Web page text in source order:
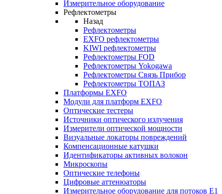
Измерительное оборудование
Рефлектометры
Назад
Рефлектометры
EXFO рефлектометры
KIWI рефлектометры
Рефлектометры FOD
Рефлектометры Yokogawa
Рефлектометры Связь Прибор
Рефлектометры ТОПАЗ
Платформы EXFO
Модули для платформ EXFO
Оптические тестеры
Источники оптического излучения
Измерители оптической мощности
Визуальные локаторы повреждений
Компенсационные катушки
Идентификаторы активных волокон
Микроскопы
Оптические телефоны
Цифровые аттенюаторы
Измерительное оборудование для потоков Е1